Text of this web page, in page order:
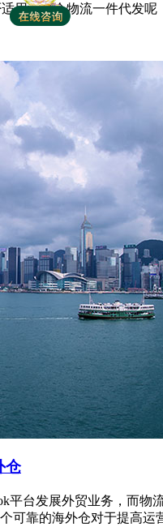
用海外仓物流一件代发呢
仓
平台发展外贸业务，而物
可靠的海外仓对于提高运